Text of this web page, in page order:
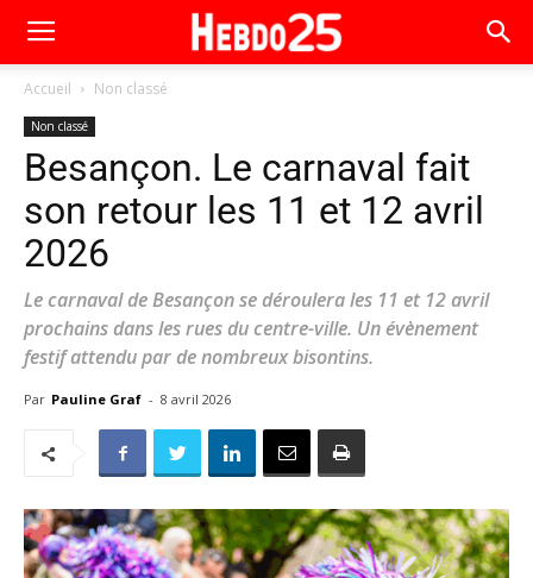
Accueil Non classé
Non classé
Besançon. Le carnaval fait
son retour les 11 et 12 avril
2026
Le carnaval de Besançon se déroulera les 11 et 12 avril
prochains dans les rues du centre-ville. Un évènement
festif attendu par de nombreux bisontins.
Par Pauline Graf - 8 avril 2026